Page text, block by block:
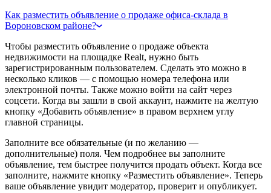
Как разместить объявление о продаже офиса-склада в
Вороновском районе?
Чтобы разместить объявление о продаже объекта
недвижимости на площадке Realt, нужно быть
зарегистрированным пользователем. Сделать это можно в
несколько кликов — с помощью номера телефона или
электронной почты. Также можно войти на сайт через
соцсети. Когда вы зашли в свой аккаунт, нажмите на желтую
кнопку «Добавить объявление» в правом верхнем углу
главной страницы.
Заполните все обязательные (и по желанию —
дополнительные) поля. Чем подробнее вы заполните
объявление, тем быстрее получится продать объект. Когда все
заполните, нажмите кнопку «Разместить объявление». Теперь
ваше объявление увидит модератор, проверит и опубликует.